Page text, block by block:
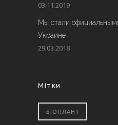
03.11.2019
Мы стали
Украине
29.03.2018
Мітки
БІОПЛАНТ